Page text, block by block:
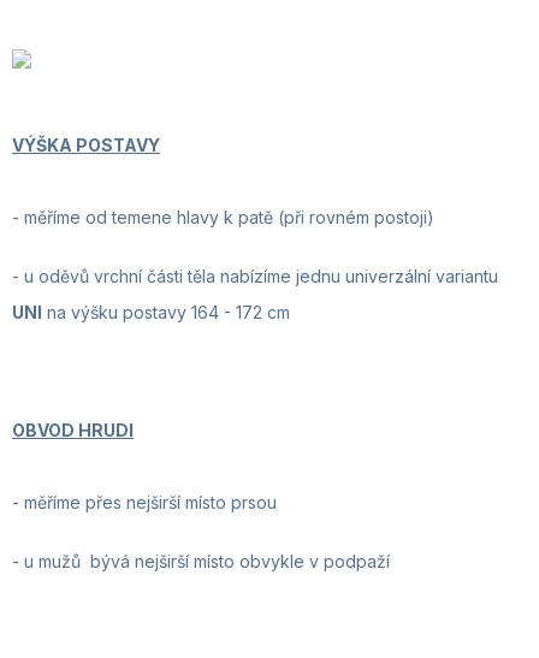
VÝŠKA POSTAVY
- měříme od temene hlavy k patě (při rovném postoji)
- u oděvů vrchní části těla nabízíme jednu univerzální variantu
UNI na výšku postavy 164 - 172 cm
OBVOD HRUDI
- měříme přes nejširší místo prsou
- u mužů bývá nejširší místo obvykle v podpaží